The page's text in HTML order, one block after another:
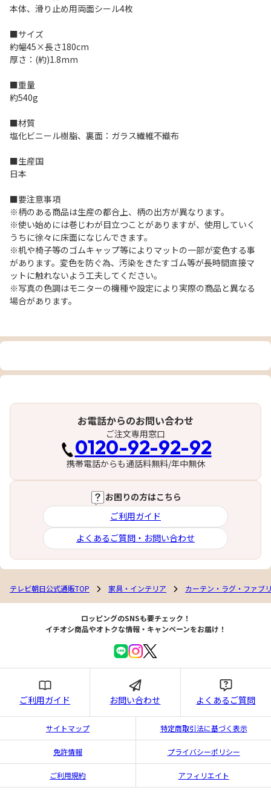
本体、滑り止め用両面シール4枚
■サイズ
約幅45×長さ180cm
厚さ：(約)1.8mm
■重量
約540g
■材質
塩化ビニール樹脂、裏面：ガラス繊維不織布
■生産国
日本
■要注意事項
※柄のある商品は生産の都合上、柄の出方が異なります。
※使い始めには巻じわが目立つことがありますが、使用していく
うちに徐々に床面になじんできます。
※机や椅子等のゴムキャップ等によりマットの一部が変色する事
があります。変色を防ぐ為、汚染をきたすゴム等が長時間直接マ
ットに触れないよう工夫してください。
※写真の色調はモニターの機種や設定により実際の商品と異なる
場合があります。
お電話からのお問い合わせ
ご注文専用窓口
0120-92-92-92
携帯電話からも通話料無料/年中無休
お困りの方はこちら
ご利用ガイド
よくあるご質問・お問い合わせ
テレビ朝日公式通販TOP 家具・インテリア カーテン・ラグ・ファブ
ロッピングのSNSも要チェック！
イチオシ商品やオトクな情報・キャンペーンをお届け！
ご利用ガイド お問い合わせ よくあるご質問
サイトマップ 特定商取引法に基づく表示
免許情報 プライバシーポリシー
ご利用規約 アフィリエイト